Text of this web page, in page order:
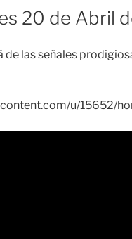
20 de Abril
las señales
u/15652/